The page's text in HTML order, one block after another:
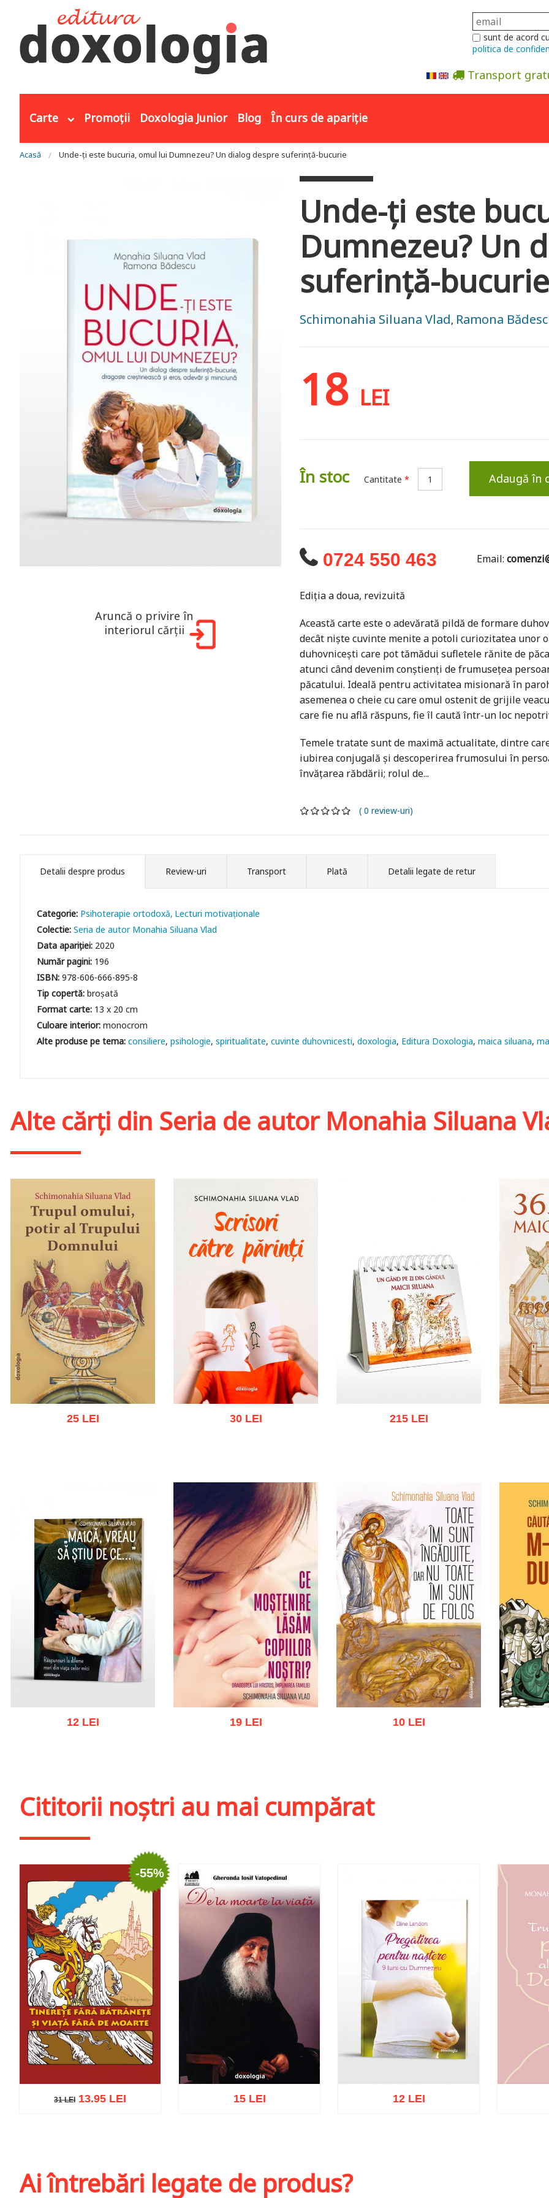
sunt de acord
politica de
Transport
Carte Promoții Doxologia Junior Blog În curs de apariție
Eşti aici
Acasă Unde-ți este bucuria, omul lui Dumnezeu? Un dialog despre suferință-bucurie
Aruncă o privire în
interiorul cărții
Unde-ți este
Dumnezeu? Un
suferință-bucurie
Schimonahia Siluana Vlad, Ramona
18 LEI
În stoc Cantitate * Adaugă în
0724 550 463 Email:
Ediția a doua, revizuită
Această carte este o adevărată pildă de formare
decât niște cuvinte menite a potoli curiozitatea
duhovnicești care pot tămădui sufletele rănite de
atunci când devenim conștienți de frumusețea
păcatului. Ideală pentru activitatea misionară în
asemenea o cheie cu care omul ostenit de grijile
care fie nu află răspuns, fie îl caută într-un loc
Temele tratate sunt de maximă actualitate, dintre
iubirea conjugală și descoperirea frumosului în
învățarea răbdării; rolul de...
( 0 review-uri)
Detalii despre produs Review-uri Transport Plată Detalii legate de retur
Categorie: Psihoterapie ortodoxă Lecturi motivaționale
Colectie:Seria de autor Monahia Siluana Vlad
Data apariției: 2020
Număr pagini: 196
ISBN:978-606-666-895-8
Tip copertă:broșată
Format carte: 13 x 20 cm
Culoare interior:monocrom
consiliere psihologie spiritualitate cuvinte duhovnicesti doxologia Editura Doxologia maica siluana
Alte cărți din Seria de autor Monahia Siluana
25 LEI
Adaugă în coș Wishlist
30 LEI 215 LEI
12 LEI 19 LEI 10 LEI
Cititorii noștri au mai cumpărat
-55%
31 LEI 13.95 LEI 15 LEI 12 LEI
Ai întrebări legate de produs?